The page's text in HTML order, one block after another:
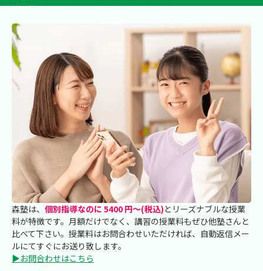
森塾は、 個別指導なのに 5400 円～(税込)とリーズナブルな授業
料が特徴です。月額だけでなく、講習の授業料もぜひ他塾さんと
比べて下さい。授業料はお問合わせいただければ、自動返信メー
ルにてすぐにお送り致します。
▶お問合わせはこちら